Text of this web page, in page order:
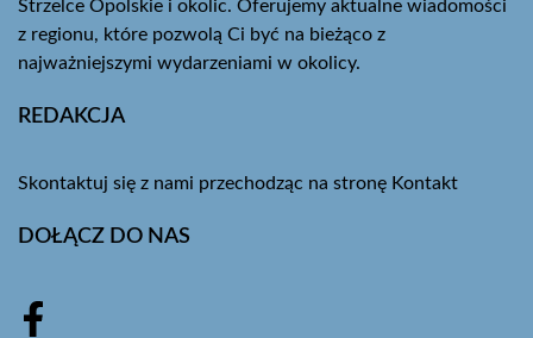
Strzelce Opolskie i okolic. Oferujemy aktualne wiadomości
z regionu, które pozwolą Ci być na bieżąco z
najważniejszymi wydarzeniami w okolicy.
REDAKCJA
Skontaktuj się z nami przechodząc na stronę Kontakt
DOŁĄCZ DO NAS